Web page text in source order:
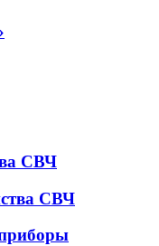
СВЧ
СВЧ